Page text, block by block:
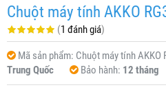
Chuột máy tính AKKO
(1 đánh giá)
Mã sản phẩm: Chuột máy tính AKKO
Trung Quốc
Bảo hành: 12 tháng